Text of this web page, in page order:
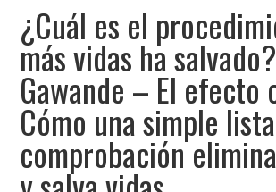
¿Cuál es el
más vidas ha
Gawande – El efecto
Cómo una simple
comprobación